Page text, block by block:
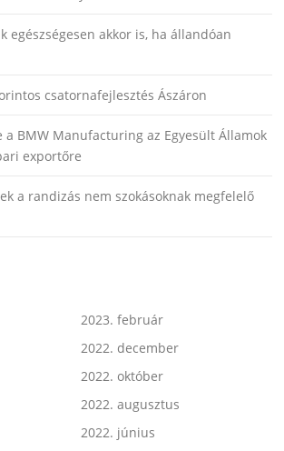
egészségesen akkor is, ha állandóan
csatornafejlesztés Ászáron
a BMW Manufacturing az Egyesült Államok
exportőre
a randizás nem szokásoknak megfelelő
2023. február
2022. december
2022. október
2022. augusztus
2022. június